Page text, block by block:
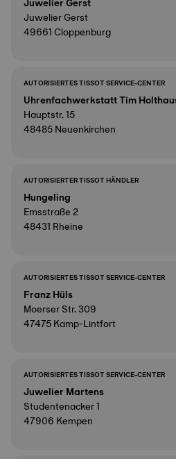
Juwelier Gerst
49661 Cloppenburg
AUTORISIERTES TISSOT SERVICE-CENTER
Uhrenfachwerkstatt Tim
Hauptstr. 15
48485 Neuenkirchen
AUTORISIERTER TISSOT HÄNDLER
Hungeling
Emsstraße 2
48431 Rheine
AUTORISIERTES TISSOT SERVICE-CENTER
Franz Hüls
Moerser Str. 309
47475 Kamp-Lintfort
AUTORISIERTES TISSOT SERVICE-CENTER
Juwelier Martens
Studentenacker 1
47906 Kempen